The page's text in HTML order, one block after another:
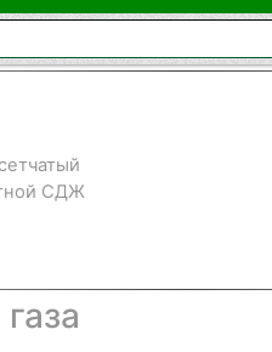
СДЖ